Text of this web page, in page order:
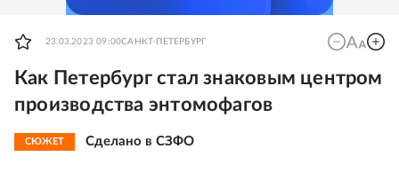
23.03.2023 09:00САНКТ-ПЕТЕРБУРГ
Как Петербург стал знаковым центром
производства энтомофагов
СЮЖЕТ Сделано в СЗФО